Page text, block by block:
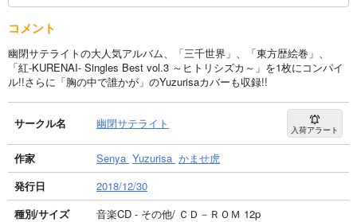
コメント
幽閉サテライトの大人気アルバム、「三千世界」、「東方歴絵巻」、
「紅-KURENAI- Singles Best vol.3 ～ヒトリシズカ～」を1枚にコンパイ
ル!!さらに「胸の中で誰かが」のYuzurisaカバーも収録!!
サークル名 幽閉サテライト 入荷アラート
作家 Senya Yuzurisa かませ虎
発行日
2018/12/30
種別/サイズ
音楽CD - その他/ ＣＤ－ＲＯＭ 12p